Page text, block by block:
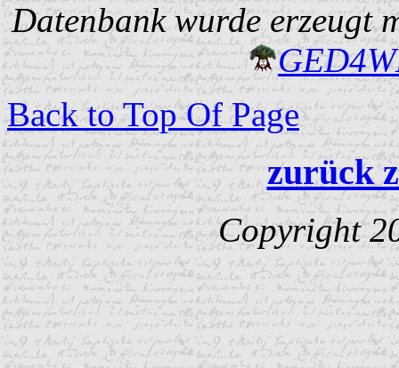
Datenbank wurde erzeugt
Back to Top Of Page
zurück
Copyright